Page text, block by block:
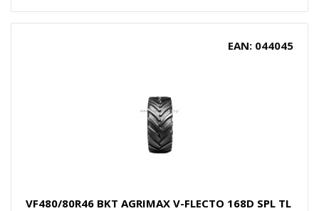
EAN: 044045
VF480/80R46 BKT AGRIMAX V-FLECTO 168D SPL TL